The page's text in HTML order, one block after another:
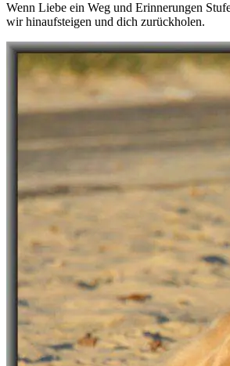
Wenn Liebe ein Weg und Erinnerungen
wir hinaufsteigen und dich zurückholen.